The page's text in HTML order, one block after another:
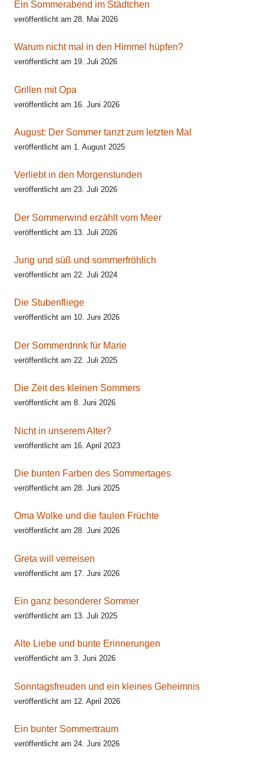
Ein Sommerabend im Städtchen
veröffentlicht am 28. Mai 2026
Warum nicht mal in den Himmel hüpfen?
veröffentlicht am 19. Juli 2026
Grillen mit Opa
veröffentlicht am 16. Juni 2026
August: Der Sommer tanzt zum letzten Mal
veröffentlicht am 1. August 2025
Verliebt in den Morgenstunden
veröffentlicht am 23. Juli 2026
Der Sommerwind erzählt vom Meer
veröffentlicht am 13. Juli 2026
Jung und süß und sommerfröhlich
veröffentlicht am 22. Juli 2024
Die Stubenfliege
veröffentlicht am 10. Juni 2026
Der Sommerdrink für Marie
veröffentlicht am 22. Juli 2025
Die Zeit des kleinen Sommers
veröffentlicht am 8. Juni 2026
Nicht in unserem Alter?
veröffentlicht am 16. April 2023
Die bunten Farben des Sommertages
veröffentlicht am 28. Juni 2025
Oma Wolke und die faulen Früchte
veröffentlicht am 28. Juni 2026
Greta will verreisen
veröffentlicht am 17. Juni 2026
Ein ganz besonderer Sommer
veröffentlicht am 13. Juli 2025
Alte Liebe und bunte Erinnerungen
veröffentlicht am 3. Juni 2026
Sonntagsfreuden und ein kleines Geheimnis
veröffentlicht am 12. April 2026
Ein bunter Sommertraum
veröffentlicht am 24. Juni 2026